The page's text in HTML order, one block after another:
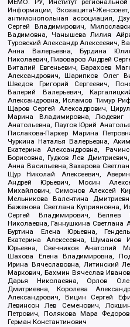
МЕМО. РУ, Институт
Информации, Экозащита!-
антимонопольная ассоциация,
Сергей Владимирович,
Вадимовна, Чанышева Лилия
Туровский Александр Алексеевич,
Анна Валерьевна, Бурдина
Николаевич, Пивоваров Андрей
Виталий Евгеньевич, Барахоев
Александрович, Шарипков Олег
Шведов Григорий Сергеевич,
Валерий Валерьевич,
Александровна, Исламов Тимур
Щаров Сергей Алексадрович,
Марина Владимировна, Людевиг
Анатольевна, Паутов Юрий
Пислакова-Паркер Марина
Чуркина Наталья Валерьевна,
Екатерина Александровна,
Борисовна, Гудков Лев
Анна Васильевна, Захарова
Щур Николай Алексеевич,
Андрей Юрьевич, Мосин
Михайлович, Симонов Алексей
Мельникова Валентина
Баженова Светлана Куприяновна,
Сергей Владимирович, Беляев
Николаевна, Ганнушкина Светлана
Буртина Елена Юрьевна,
Екатерина Алексеевна, Шуманов
Юрьевна, Свечников Анатолий
Шахова Елена Владимировна,
Ирина Вячеславовна, Литинский
Маркович, Бахмин Вячеслав
Дарья Николаевна, Орлов
Дмитриевна, Королева
Александрович, Вицин Сергей
Левинсон Лев Семенович,
Петрович, Полякова Мара
Герман Константинович